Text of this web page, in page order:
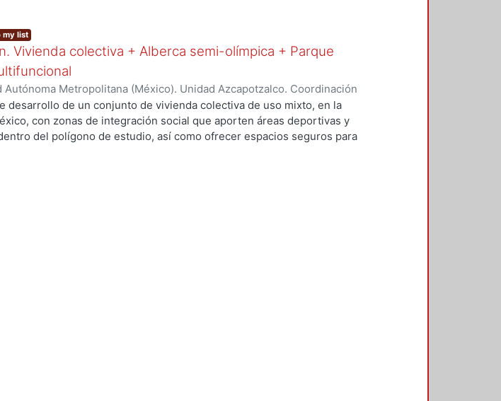
y escasez de vivienda asequible además de incluir espacios
sociales, y mejorar la movilidad entre vehículos, ciclistas y peatones.
my list
Vivienda colectiva + Alberca semi-olímpica + Parque
Autónoma Metropolitana (México). Unidad Azcapotzalco. Coordinación
Información.,2023-10)Lozano Montaño, Andrea
desarrollo de un conjunto de vivienda colectiva de uso mixto, en la
con zonas de integración social que aporten áreas deportivas y
del polígono de estudio, así como ofrecer espacios seguros para